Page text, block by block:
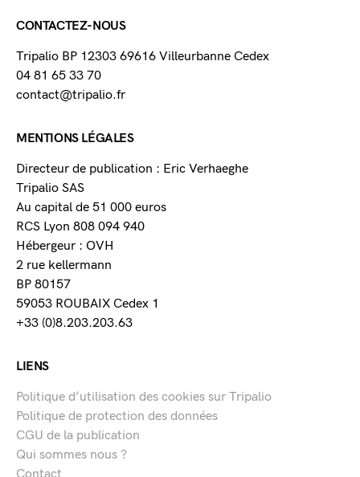
CONTACTEZ-NOUS
Tripalio BP 12303 69616 Villeurbanne Cedex
04 81 65 33 70
contact@tripalio.fr
MENTIONS LÉGALES
Directeur de publication : Eric Verhaeghe
Tripalio SAS
Au capital de 51 000 euros
RCS Lyon 808 094 940
Hébergeur : OVH
2 rue kellermann
BP 80157
59053 ROUBAIX Cedex 1
+33 (0)8.203.203.63
LIENS
Politique d’utilisation des cookies sur Tripalio
Politique de protection des données
CGU de la publication
Qui sommes nous ?